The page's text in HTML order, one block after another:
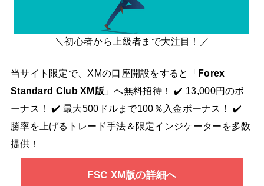
＼初心者から上級者まで大注目！／
当サイト限定で、XMの口座開設をすると「 Forex
Standard Club XM版 」へ無料招待！ ✔️ 13,000円のボ
ーナス！ ✔️ 最大500ドルまで100％入金ボーナス！ ✔️
勝率を上げるトレード手法＆限定インジケーターを多数
提供！
FSC XM版の詳細へ